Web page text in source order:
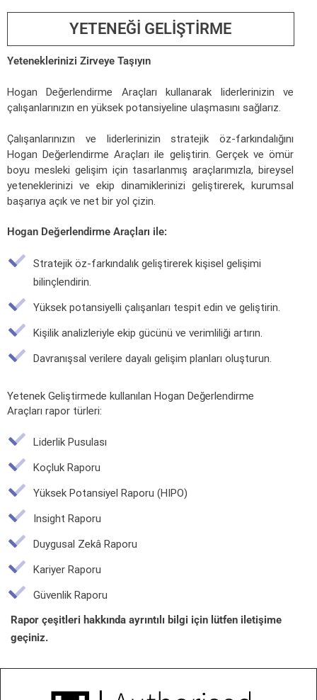
YETENEĞİ GELİŞTİRME
Yeteneklerinizi Zirveye Taşıyın
Hogan Değerlendirme Araçları kullanarak liderlerinizin ve
çalışanlarınızın en yüksek potansiyeline ulaşmasını sağlarız.
Çalışanlarınızın ve liderlerinizin stratejik öz-farkındalığını
Hogan Değerlendirme Araçları ile geliştirin. Gerçek ve ömür
boyu mesleki gelişim için tasarlanmış araçlarımızla, bireysel
yeteneklerinizi ve ekip dinamiklerinizi geliştirerek, kurumsal
başarıya açık ve net bir yol çizin.
Hogan Değerlendirme Araçları ile:
Stratejik öz-farkındalık geliştirerek kişisel gelişimi
bilinçlendirin.
Yüksek potansiyelli çalışanları tespit edin ve geliştirin.
Kişilik analizleriyle ekip gücünü ve verimliliği artırın.
Davranışsal verilere dayalı gelişim planları oluşturun.
Yetenek Geliştirmede kullanılan Hogan Değerlendirme
Araçları rapor türleri:
Liderlik Pusulası
Koçluk Raporu
Yüksek Potansiyel Raporu (HIPO)
Insight Raporu
Duygusal Zekâ Raporu
Kariyer Raporu
Güvenlik Raporu
Rapor çeşitleri hakkında ayrıntılı bilgi için lütfen iletişime
geçiniz.